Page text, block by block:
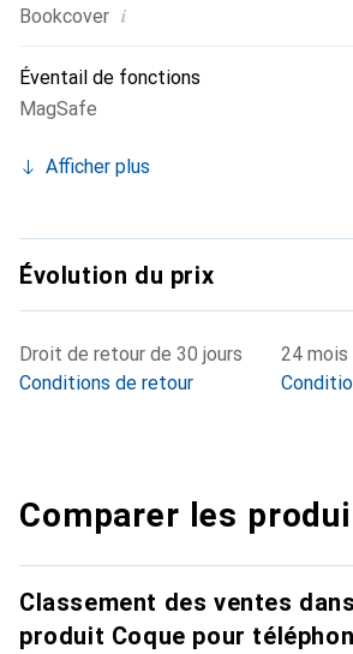
Bookcover i
Éventail de fonctions
MagSafe
Afficher plus
Évolution du prix
Droit de retour de 30 jours
Conditions de retour
24 mois
Comparer les
Classement des ventes
produit Coque pour